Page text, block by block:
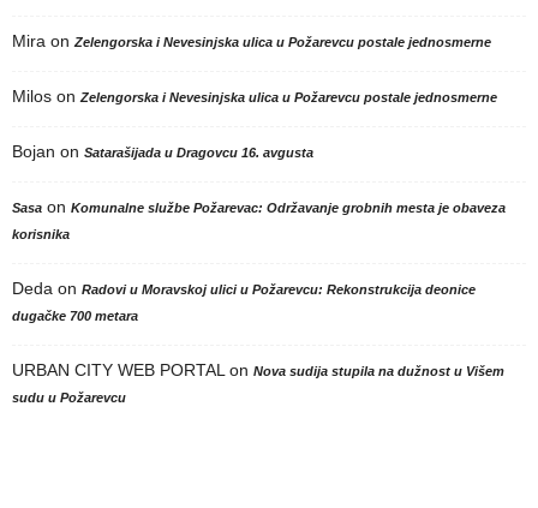
Mira on Zelengorska i Nevesinjska ulica u Požarevcu postale jednosmerne
Milos on Zelengorska i Nevesinjska ulica u Požarevcu postale jednosmerne
Bojan on Satarašijada u Dragovcu 16. avgusta
Sasa on Komunalne službe Požarevac: Održavanje grobnih mesta je obaveza
korisnika
Deda on Radovi u Moravskoj ulici u Požarevcu: Rekonstrukcija deonice
dugačke 700 metara
URBAN CITY WEB PORTAL on Nova sudija stupila na dužnost u Višem
sudu u Požarevcu